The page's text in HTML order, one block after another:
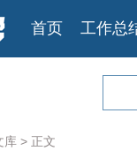
首页 工作总
库 > 正文